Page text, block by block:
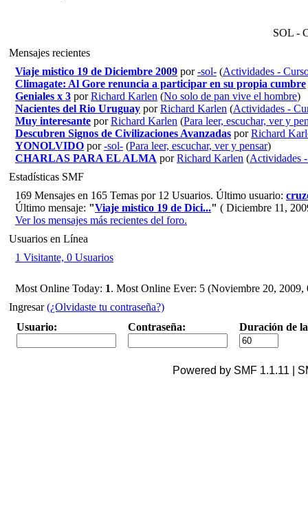
SOL -
Mensajes recientes
Viaje mistico 19 de Diciembre 2009 por-sol- (Actividades -
Climagate: Al Gore renuncia a participar en su propia cumbre
Geniales x 3 porRichard Karlen (No solo de pan vive el hombre)
Nacientes del Rio Uruguay porRichard Karlen (Actividades -
Muy interesante porRichard Karlen (Para leer, escuchar, ver y
Descubren Signos de Civilizaciones Avanzadas porRichard
YONOLVIDO por-sol- (Para leer, escuchar, ver y pensar)
CHARLAS PARA EL ALMA porRichard Karlen (Actividades
Estadísticas SMF
169 Mensajes en 165 Temas por 12 Usuarios. Último usuario:
Último mensaje: "Viaje mistico 19 de Dici..." ( Diciembre 11,
Ver los mensajes más recientes del foro.
Usuarios en Línea
1 Visitante, 0 Usuarios
Most Online Today: 1. Most Online Ever: 5 (Noviembre 20, 2009,
Ingresar(¿Olvidaste tu contraseña?)
Usuario:
Contraseña: Duración de
Powered by SMF 1.1.11 |